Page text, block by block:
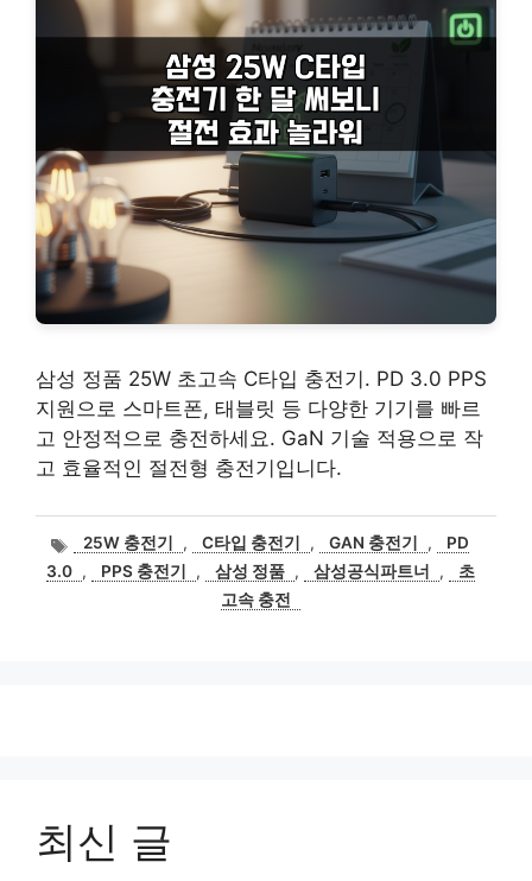
삼성 정품 25W 초고속 C타입 충전기. PD 3.0 PPS
지원으로 스마트폰, 태블릿 등 다양한 기기를 빠르
고 안정적으로 충전하세요. GaN 기술 적용으로 작
고 효율적인 절전형 충전기입니다.
태25W 충전기 , C타입 충전기 , GAN 충전기 ,
PD
3.0 , PPS 충전기 , 삼성 정품 , 삼성공식파트너 ,
초
고속 충전
최신 글